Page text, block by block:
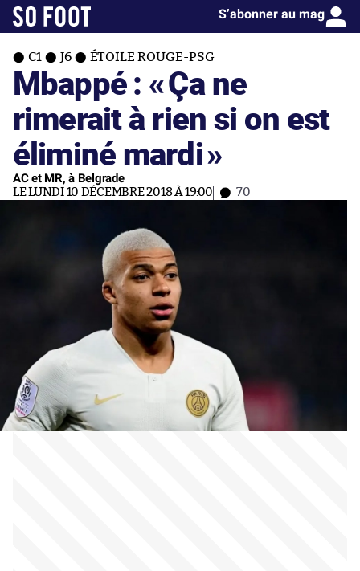
S’abonner au mag
C1 J6 ÉTOILE ROUGE-PSG
Mbappé : «Ça ne
rimerait à rien si on est
éliminé mardi»
AC et MR, à Belgrade
LE LUNDI 10 DÉCEMBRE 2018 À 19:00 70